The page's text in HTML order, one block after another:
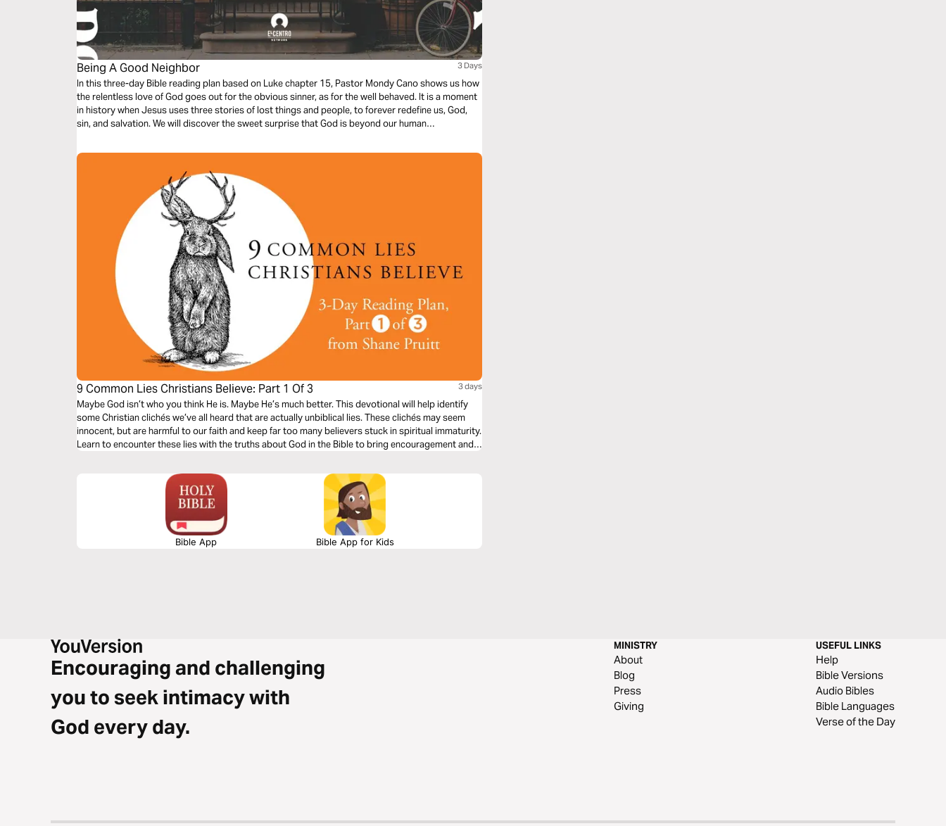
Being A Good Neighbor 3 Days
In this three-day Bible reading plan based on Luke chapter 15, Pastor Mondy Cano shows us how
the relentless love of God goes out for the obvious sinner, as for the well behaved. It is a moment
in history when Jesus uses three stories of lost things and people, to forever redefine us, God,
sin, and salvation. We will discover the sweet surprise that God is beyond our human
9 Common Lies Christians Believe: Part 1 Of 3 3 days
Maybe God isn’t who you think He is. Maybe He’s much better. This devotional will help identify
some Christian clichés we’ve all heard that are actually unbiblical lies. These clichés may seem
innocent, but are harmful to our faith and keep far too many believers stuck in spiritual immaturity.
Learn to encounter these lies with the truths about God in the Bible to bring encouragement and
Bible App Bible App for Kids
Encouraging and challenging
you to seek intimacy with
God every day.
MINISTRY
About
Blog
Press
Giving
USEFUL LINKS
Help
Bible Versions
Audio Bibles
Bible Languages
Verse of the Day